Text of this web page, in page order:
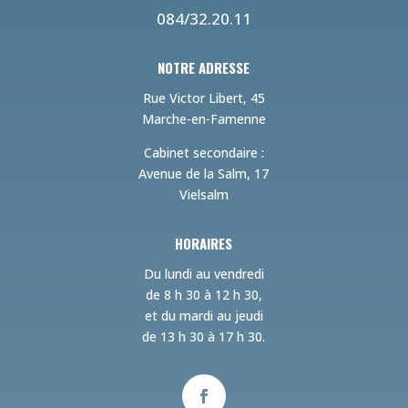
084/32.20.11
NOTRE ADRESSE
Rue Victor Libert, 45
Marche-en-Famenne
Cabinet secondaire :
Avenue de la Salm, 17
Vielsalm
HORAIRES
Du lundi au vendredi
de 8 h 30 à 12 h 30,
et du mardi au jeudi
de 13 h 30 à 17 h 30.